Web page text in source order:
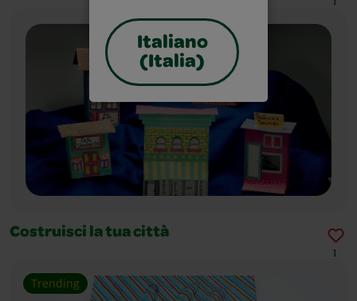
Italiano
(Italia)
Costruisci la tua città
1
Trending